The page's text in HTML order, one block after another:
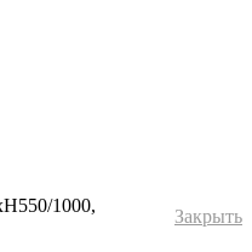
1000,
Закрыть